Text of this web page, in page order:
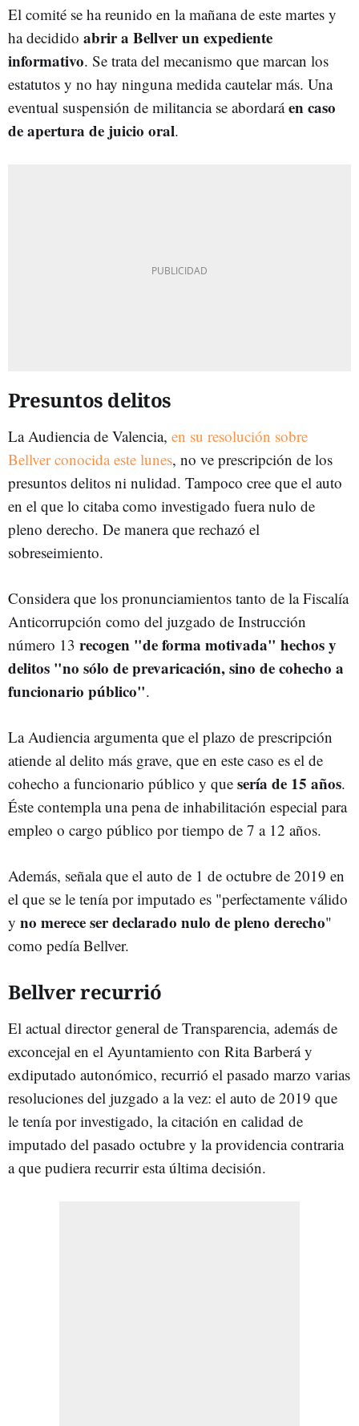
El comité se ha reunido en la mañana de este martes y
ha decidido abrir a Bellver un expediente
informativo. Se trata del mecanismo que marcan los
estatutos y no hay ninguna medida cautelar más. Una
eventual suspensión de militancia se abordaráen caso
de apertura de juicio oral.
Presuntos delitos
La Audiencia de Valencia, en su resolución sobre
Bellver conocida este lunes, no ve prescripción de los
presuntos delitos ni nulidad. Tampoco cree que el auto
en el que lo citaba como investigado fuera nulo de
pleno derecho. De manera que rechazó el
sobreseimiento.
Considera que los pronunciamientos tanto de la Fiscalía
Anticorrupción como del juzgado de Instrucción
número 13 recogen "de forma motivada" hechos y
delitos "no sólo de prevaricación, sino de cohecho a
funcionario público".
La Audiencia argumenta que el plazo de prescripción
atiende al delito más grave, que en este caso es el de
cohecho a funcionario público y que sería de 15 años.
Éste contempla una pena de inhabilitación especial para
empleo o cargo público por tiempo de 7 a 12 años.
Además, señala que el auto de 1 de octubre de 2019 en
el que se le tenía por imputado es "perfectamente válido
y no merece ser declarado nulo de pleno derecho"
como pedía Bellver.
Bellver recurrió
El actual director general de Transparencia, además de
exconcejal en el Ayuntamiento con Rita Barberá y
exdiputado autonómico, recurrió el pasado marzo varias
resoluciones del juzgado a la vez: el auto de 2019 que
le tenía por investigado, la citación en calidad de
imputado del pasado octubre y la providencia contraria
a que pudiera recurrir esta última decisión.